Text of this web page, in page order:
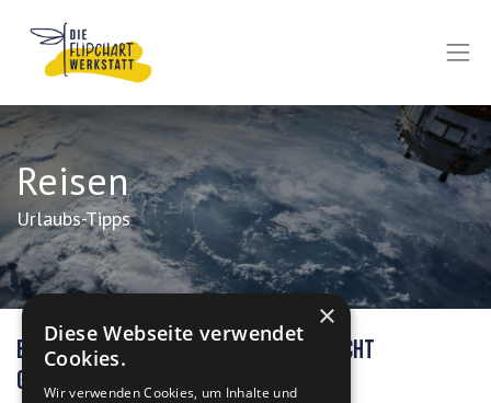
Reisen
Urlaubs-Tipps
Bislang wurde noch keine Blognachricht
geschrieben.
×
Diese Webseite verwendet
Cookies.
Wir verwenden Cookies, um Inhalte und